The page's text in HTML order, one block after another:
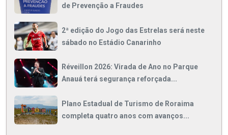
de Prevenção a Fraudes
2ª edição do Jogo das Estrelas será neste
sábado no Estádio Canarinho
Réveillon 2026: Virada de Ano no Parque
Anauá terá segurança reforçada...
Plano Estadual de Turismo de Roraima
completa quatro anos com avanços...